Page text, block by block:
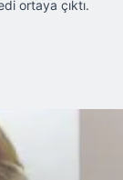
ortaya çıktı.